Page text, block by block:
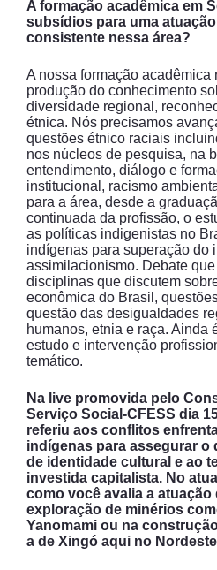
A formação acadêmica em
subsídios para uma
consistente nessa área?
A nossa formação acadêmica
produção do conhecimento
diversidade regional,
étnica. Nós precisamos
questões étnico raciais
nos núcleos de pesquisa, na
entendimento, diálogo e
institucional, racismo
para a área, desde a
continuada da profissão, o
as políticas indigenistas no
indígenas para superação do
assimilacionismo. Debate
disciplinas que discutem
econômica do Brasil,
questão das desigualdades
humanos, etnia e raça. Ainda
estudo e intervenção
temático.
Na live promovida pelo
Serviço Social-CFESS dia
referiu aos conflitos
indígenas para assegurar o
de identidade cultural e ao
investida capitalista. No
como você avalia a
exploração de minérios
Yanomami ou na
a de Xingó aqui no